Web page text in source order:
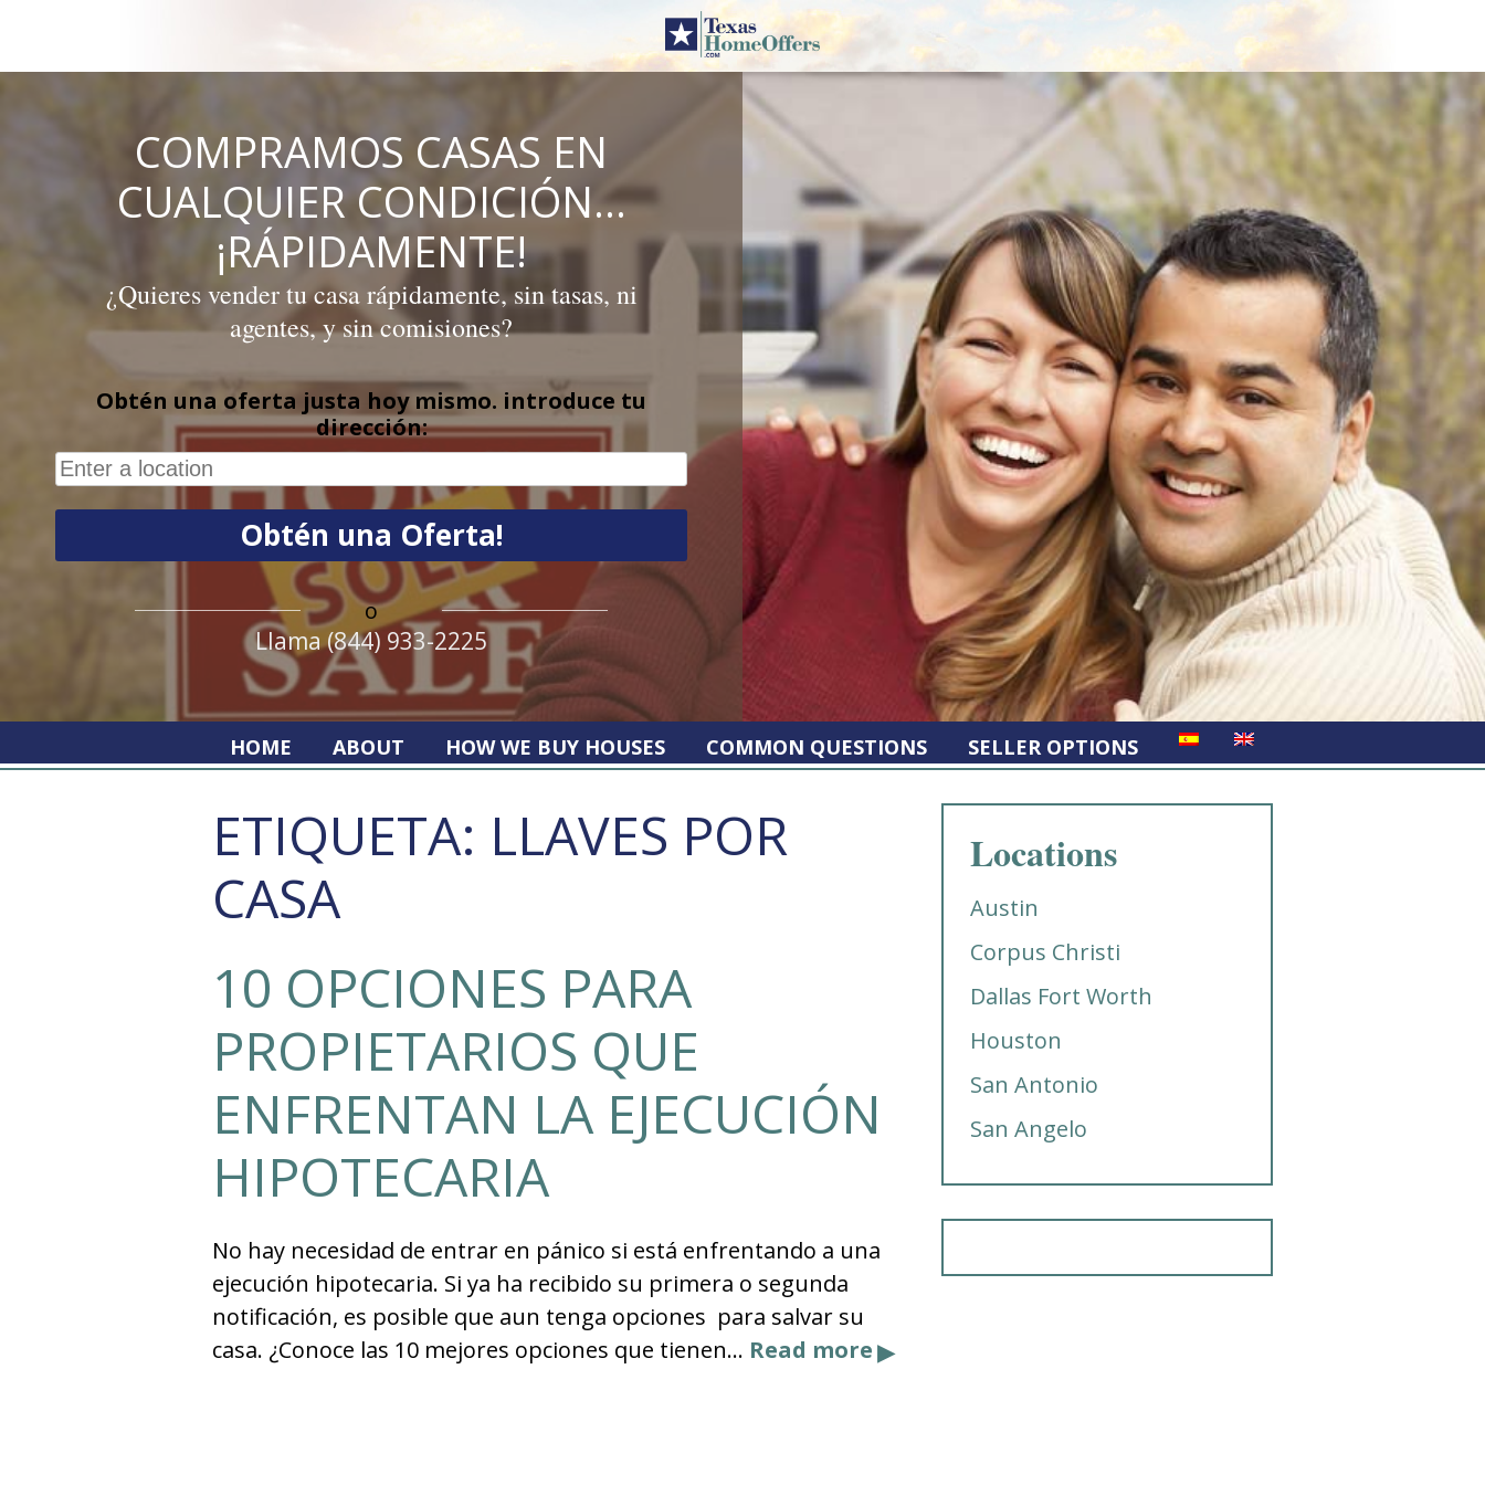
content
COMPRAMOS CASAS EN
CUALQUIER CONDICIÓN…
¡RÁPIDAMENTE!
¿Quieres vender tu casa rápidamente, sin tasas, ni
agentes, y sin comisiones?
Obtén una oferta justa hoy mismo. introduce tu
dirección:
o
Llama (844) 933-2225
HOME ABOUT HOW WE BUY HOUSES COMMON QUESTIONS SELLER OPTIONS
ETIQUETA: LLAVES POR
CASA
10 OPCIONES PARA
PROPIETARIOS QUE
ENFRENTAN LA EJECUCIÓN
HIPOTECARIA
No hay necesidad de entrar en pánico si está enfrentando a una
ejecución hipotecaria. Si ya ha recibido su primera o segunda
notificación, es posible que aun tenga opciones para salvar su
casa. ¿Conoce las 10 mejores opciones que tienen… Read more
Locations
Austin
Corpus Christi
Dallas Fort Worth
Houston
San Antonio
San Angelo